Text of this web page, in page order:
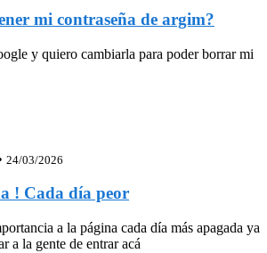
mi contraseña de argim?
y quiero cambiarla para poder borrar mi
24/03/2026
! Cada día peor
a la página cada día más apagada ya
a la gente de entrar acá